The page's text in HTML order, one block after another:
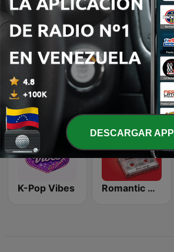
Beam FM TikTok Hits
K-Pop Vibes Romantic Vibes
DESCARGAR APP